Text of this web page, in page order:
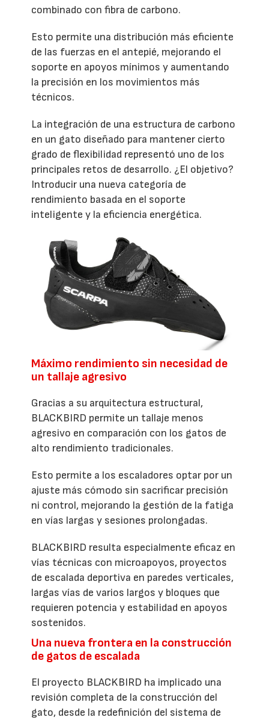
combinado con fibra de carbono.
Esto permite una distribución más eficiente
de las fuerzas en el antepié, mejorando el
soporte en apoyos mínimos y aumentando
la precisión en los movimientos más
técnicos.
La integración de una estructura de carbono
en un gato diseñado para mantener cierto
grado de flexibilidad representó uno de los
principales retos de desarrollo. ¿El objetivo?
Introducir una nueva categoría de
rendimiento basada en el soporte
inteligente y la eficiencia energética.
Máximo rendimiento sin necesidad de
un tallaje agresivo
Gracias a su arquitectura estructural,
BLACKBIRD permite un tallaje menos
agresivo en comparación con los gatos de
alto rendimiento tradicionales.
Esto permite a los escaladores optar por un
ajuste más cómodo sin sacrificar precisión
ni control, mejorando la gestión de la fatiga
en vías largas y sesiones prolongadas.
BLACKBIRD resulta especialmente eficaz en
vías técnicas con microapoyos, proyectos
de escalada deportiva en paredes verticales,
largas vías de varios largos y bloques que
requieren potencia y estabilidad en apoyos
sostenidos.
Una nueva frontera en la construcción
de gatos de escalada
El proyecto BLACKBIRD ha implicado una
revisión completa de la construcción del
gato, desde la redefinición del sistema de